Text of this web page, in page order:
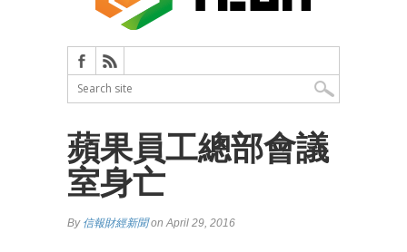
蘋果員工總部會議
室身亡
By 信報財經新聞on April 29, 2016